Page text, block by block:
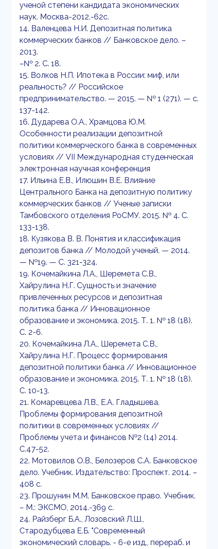
ученой степени кандидата экономических
наук. Москва-2012.-62с.
14. Валенцева Н.И. Депозитная политика
коммерческих банков // Банковское дело. –
2013.
–№ 2. С. 18.
15. Волков Н.П. Ипотека в России: миф, или
реальность? // Российское
предпринимательство. — 2015. — № 1 (271). — c.
137-142.
16. Дударева О.А., Храмцова Ю.М.
Особенности реализации депозитной
политики коммерческого банка в современных
условиях // VII Международная студенческая
электронная научная конференция
17. Ильина Е.В., Илюшин В.Е. Влияние
Центрального Банка на депозитную политику
коммерческих банков // Ученые записки
Тамбовского отделения РоСМУ. 2015. № 4. С.
133-138.
18. Кузякова В. В. Понятия и классификация
депозитов банка // Молодой ученый. — 2014.
— №19. — С. 321-324.
19. Кочемайкина Л.А., Шеремета С.В.,
Хайрулина Н.Г. Сущность и значение
привлеченных ресурсов и депозитная
политика банка // Инновационное
образование и экономика. 2015. Т. 1. № 18 (18).
С. 2-6.
20. Кочемайкина Л.А., Шеремета С.В.,
Хайрулина Н.Г. Процесс формирования
депозитной политики банка // Инновационное
образование и экономика. 2015. Т. 1. № 18 (18).
С. 10-13.
21. Комаревцева Л.В., Е.А. Гладышева.
Проблемы формирования депозитной
политики в современных условиях //
Проблемы учета и финансов №2 (14) 2014.
С.47-52.
22. Мотовилов О.В., Белозеров С.А. Банковское
дело. Учебник. Издательство: Проспект. 2014. –
408 с.
23. Прошунин М.М. Банковское право. Учебник.
– М.: ЭКСМО, 2014.-369 с.
24. Райзберг Б.А., Лозовский Л.Ш.,
Стародубцева Е.Б. "Современный
экономический словарь. - 6-е изд., перераб. и